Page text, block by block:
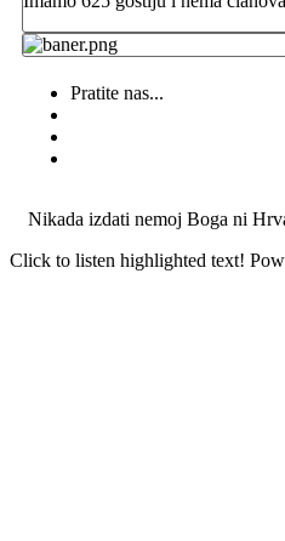
Pratite nas...
Nikada izdati nemoj Boga ni
Click to listen highlighted text!